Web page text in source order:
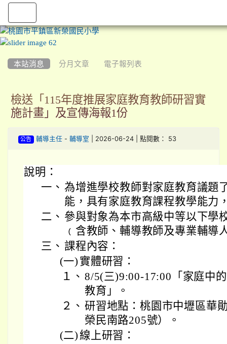
本站消息 分月文章 電子報列表
檢送「115年度推展家庭教育教師研習實
施計畫」及宣傳海報1份
公告 輔導主任- 輔導室 | 2026-06-24 | 點閱數： 53
說明：
一、 為增進學校教師對家庭教育議題
能，具有家庭教育課程教學能力
二、 參與對象為本市高級中等以下學
﹙含教師、輔導教師及專業輔導
三、 課程內容：
(一) 實體研習：
１、 8/5(三)9:00-17:00「家庭中
教育」。
２、 研習地點：桃園市中壢區華
榮民南路205號）。
(二)線上研習：